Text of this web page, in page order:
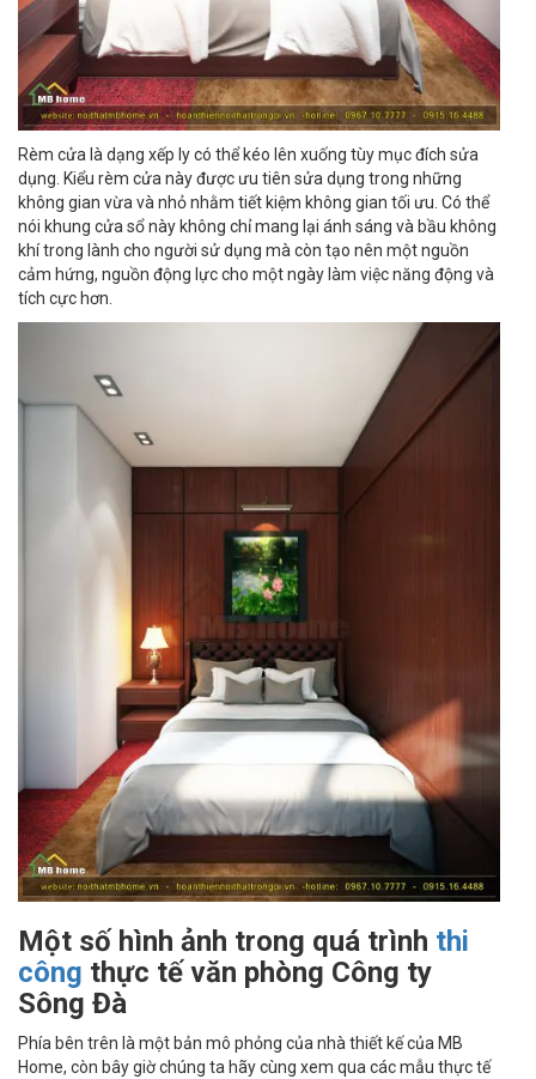
Rèm cửa là dạng xếp ly có thể kéo lên xuống tùy mục đích sửa
dụng. Kiểu rèm cửa này được ưu tiên sửa dụng trong những
không gian vừa và nhỏ nhằm tiết kiệm không gian tối ưu. Có thể
nói khung cửa sổ này không chỉ mang lại ánh sáng và bầu không
khí trong lành cho người sử dụng mà còn tạo nên một nguồn
cảm hứng, nguồn động lực cho một ngày làm việc năng động và
tích cực hơn.
Một số hình ảnh trong quá trình thi
công thực tế văn phòng Công ty
Sông Đà
Phía bên trên là một bản mô phỏng của nhà thiết kế của MB
Home, còn bây giờ chúng ta hãy cùng xem qua các mẫu thực tế